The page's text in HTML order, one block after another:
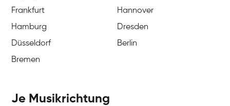
Frankfurt
Hannover
Hamburg
Dresden
Düsseldorf
Berlin
Bremen
Je Musikrichtung